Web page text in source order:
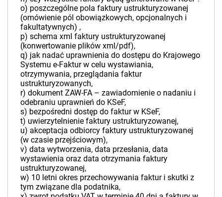
o) poszczególne pola faktury ustrukturyzowanej
(omówienie pól obowiązkowych, opcjonalnych i
fakultatywnych) ,
p) schema xml faktury ustrukturyzowanej
(konwertowanie plików xml/pdf),
q) jak nadać uprawnienia do dostępu do Krajowego
Systemu e-Faktur w celu wystawiania,
otrzymywania, przeglądania faktur
ustrukturyzowanych,
r) dokument ZAW-FA – zawiadomienie o nadaniu i
odebraniu uprawnień do KSeF,
s) bezpośredni dostęp do faktur w KSeF,
t) uwierzytelnienie faktury ustrukturyzowanej,
u) akceptacja odbiorcy faktury ustrukturyzowanej
(w czasie przejściowym),
v) data wytworzenia, data przesłania, data
wystawienia oraz data otrzymania faktury
ustrukturyzowanej,
w) 10 letni okres przechowywania faktur i skutki z
tym związane dla podatnika,